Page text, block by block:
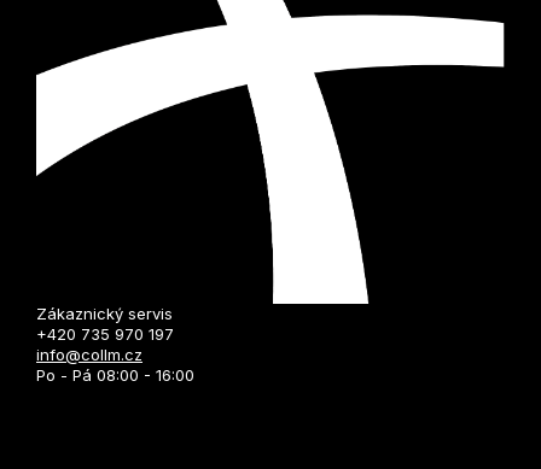
Zákaznický servis
+420 735 970 197
info@collm.cz
Po - Pá 08:00 - 16:00